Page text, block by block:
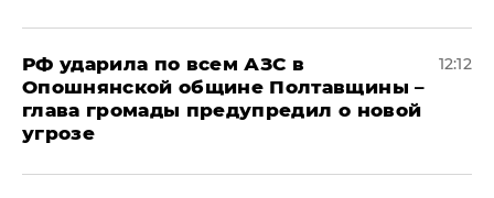
РФ ударила по всем АЗС в
Опошнянской общине Полтавщины –
глава громады предупредил о новой
угрозе
12:12